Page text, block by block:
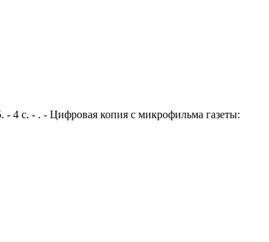
4 с. - . - Цифровая копия с микрофильма газеты: